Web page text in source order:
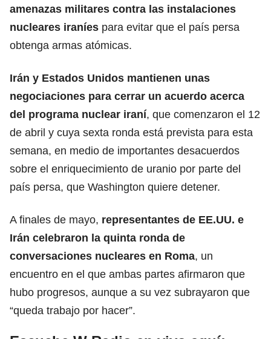
amenazas militares contra las instalaciones
nucleares iraníes para evitar que el país persa
obtenga armas atómicas.
Irán y Estados Unidos mantienen unas
negociaciones para cerrar un acuerdo acerca
del programa nuclear iraní, que comenzaron el 12
de abril y cuya sexta ronda está prevista para esta
semana, en medio de importantes desacuerdos
sobre el enriquecimiento de uranio por parte del
país persa, que Washington quiere detener.
A finales de mayo, representantes de EE.UU. e
Irán celebraron la quinta ronda de
conversaciones nucleares en Roma, un
encuentro en el que ambas partes afirmaron que
hubo progresos, aunque a su vez subrayaron que
“queda trabajo por hacer”.